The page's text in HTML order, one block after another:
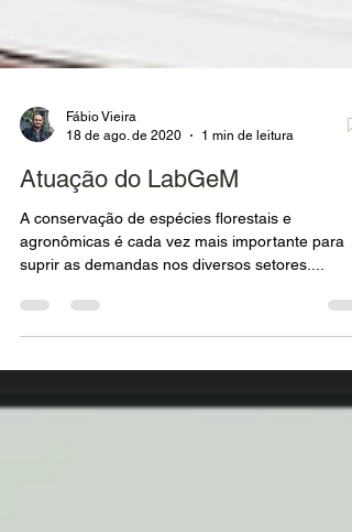
18 de ago. de 2020
1 min de leitura
Atuação do LabGeM
A conservação de espécies florestais e
suprir as demandas nos diversos setores....